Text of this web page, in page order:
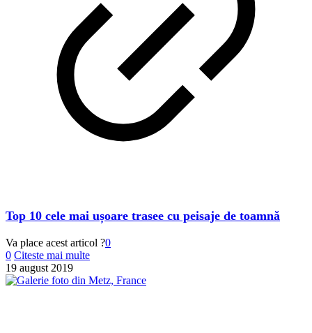
Top 10 cele mai ușoare trasee cu peisaje de toamnă
Va place acest articol ?0
0 Citeste mai multe
19 august 2019